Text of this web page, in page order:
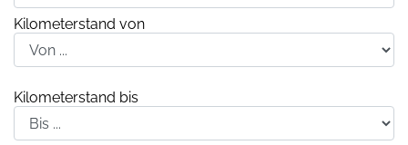
Kilometerstand von
Kilometerstand bis